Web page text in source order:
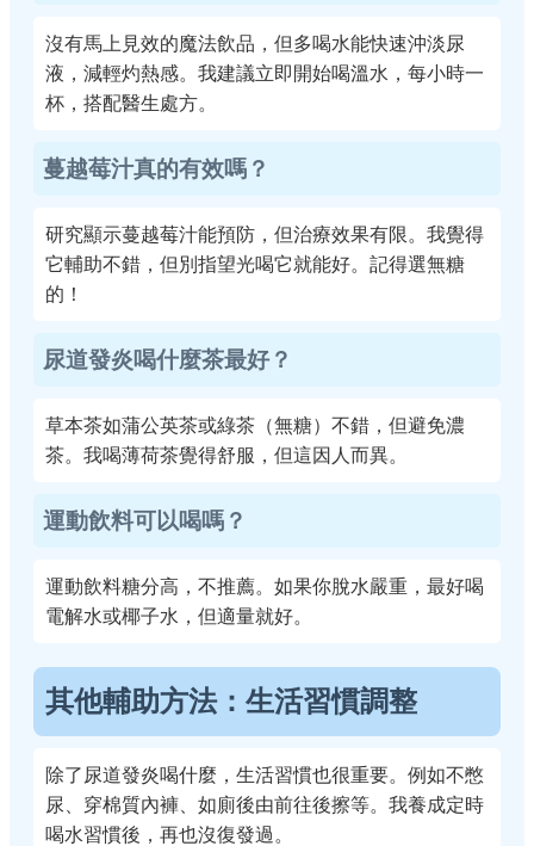
沒有馬上見效的魔法飲品，但多喝水能快速沖淡尿
液，減輕灼熱感。我建議立即開始喝溫水，每小時一
杯，搭配醫生處方。
蔓越莓汁真的有效嗎？
研究顯示蔓越莓汁能預防，但治療效果有限。我覺得
它輔助不錯，但別指望光喝它就能好。記得選無糖
的！
尿道發炎喝什麼茶最好？
草本茶如蒲公英茶或綠茶（無糖）不錯，但避免濃
茶。我喝薄荷茶覺得舒服，但這因人而異。
運動飲料可以喝嗎？
運動飲料糖分高，不推薦。如果你脫水嚴重，最好喝
電解水或椰子水，但適量就好。
其他輔助方法：生活習慣調整
除了尿道發炎喝什麼，生活習慣也很重要。例如不憋
尿、穿棉質內褲、如廁後由前往後擦等。我養成定時
喝水習慣後，再也沒復發過。